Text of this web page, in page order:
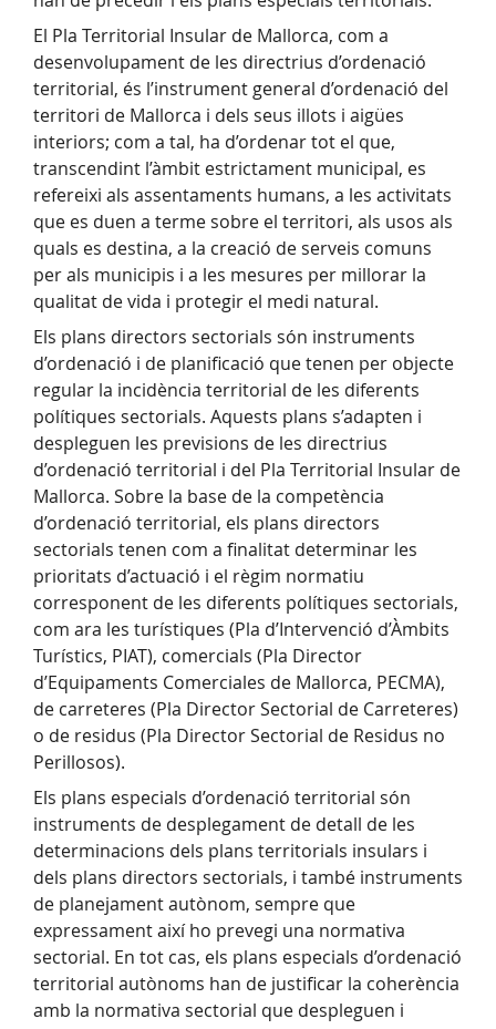
El Pla Territorial Insular de Mallorca, com a
desenvolupament de les directrius d’ordenació
territorial, és l’instrument general d’ordenació del
territori de Mallorca i dels seus illots i aigües
interiors; com a tal, ha d’ordenar tot el que,
transcendint l’àmbit estrictament municipal, es
refereixi als assentaments humans, a les activitats
que es duen a terme sobre el territori, als usos als
quals es destina, a la creació de serveis comuns
per als municipis i a les mesures per millorar la
qualitat de vida i protegir el medi natural.
Els plans directors sectorials són instruments
d’ordenació i de planificació que tenen per objecte
regular la incidència territorial de les diferents
polítiques sectorials. Aquests plans s’adapten i
despleguen les previsions de les directrius
d’ordenació territorial i del Pla Territorial Insular de
Mallorca. Sobre la base de la competència
d’ordenació territorial, els plans directors
sectorials tenen com a finalitat determinar les
prioritats d’actuació i el règim normatiu
corresponent de les diferents polítiques sectorials,
com ara les turístiques (Pla d’Intervenció d’Àmbits
Turístics, PIAT), comercials (Pla Director
d’Equipaments Comerciales de Mallorca, PECMA),
de carreteres (Pla Director Sectorial de Carreteres)
o de residus (Pla Director Sectorial de Residus no
Perillosos).
Els plans especials d’ordenació territorial són
instruments de desplegament de detall de les
determinacions dels plans territorials insulars i
dels plans directors sectorials, i també instruments
de planejament autònom, sempre que
expressament així ho prevegi una normativa
sectorial. En tot cas, els plans especials d’ordenació
territorial autònoms han de justificar la coherència
amb la normativa sectorial que despleguen i